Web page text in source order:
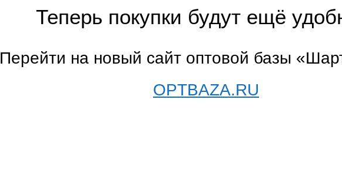
Теперь покупки будут ещё
Перейти на новый сайт оптовой базы
OPTBAZA.RU
С уважением, оптовая база